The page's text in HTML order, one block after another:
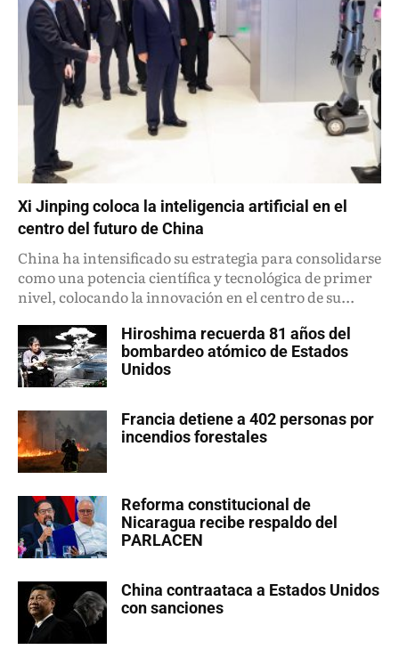
Xi Jinping coloca la inteligencia artificial en el
centro del futuro de China
China ha intensificado su estrategia para consolidarse
como una potencia científica y tecnológica de primer
nivel, colocando la innovación en el centro de su...
Hiroshima recuerda 81 años del
bombardeo atómico de Estados
Unidos
Francia detiene a 402 personas por
incendios forestales
Reforma constitucional de
Nicaragua recibe respaldo del
PARLACEN
China contraataca a Estados Unidos
con sanciones